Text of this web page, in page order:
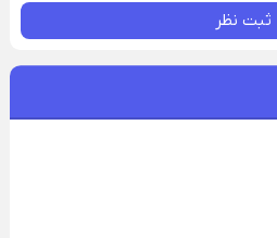
ثبت نظر